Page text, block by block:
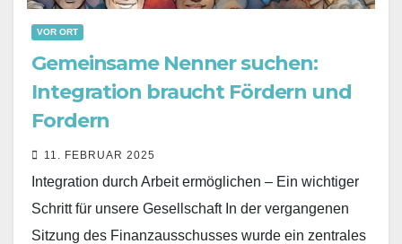
VOR ORT
Gemeinsame Nenner suchen:
Integration braucht Fördern und
Fordern
11. FEBRUAR 2025
Integration durch Arbeit ermöglichen – Ein wichtiger
Schritt für unsere Gesellschaft In der vergangenen
Sitzung des Finanzausschusses wurde ein zentrales